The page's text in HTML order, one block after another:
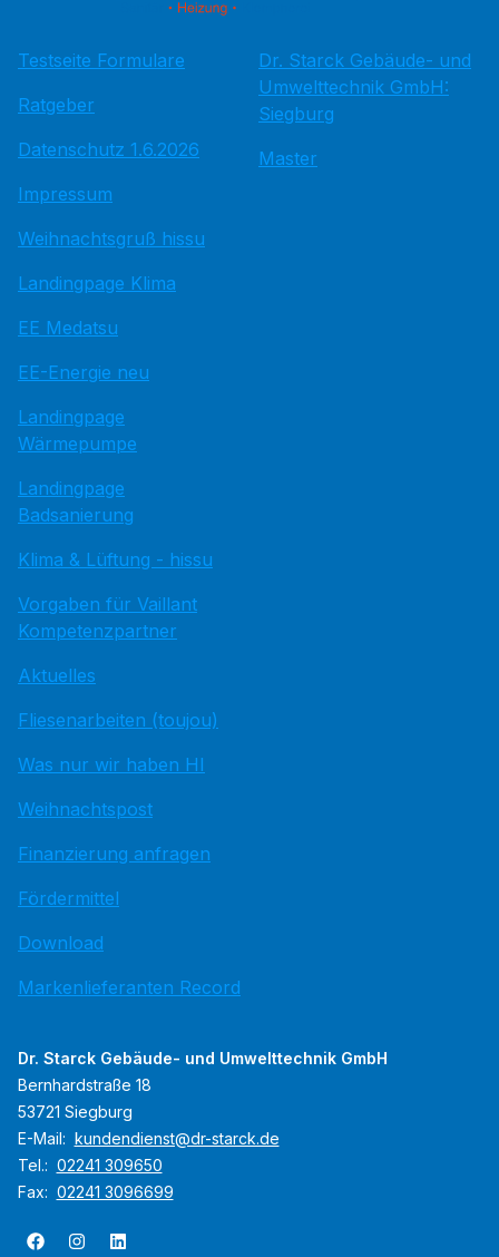
Testseite Formulare
Ratgeber
Datenschutz 1.6.2026
Impressum
Weihnachtsgruß hissu
Landingpage Klima
EE Medatsu
EE-Energie neu
Landingpage
Wärmepumpe
Landingpage
Badsanierung
Klima & Lüftung - hissu
Vorgaben für Vaillant
Kompetenzpartner
Aktuelles
Fliesenarbeiten (toujou)
Was nur wir haben HI
Weihnachtspost
Finanzierung anfragen
Fördermittel
Download
Markenlieferanten Record
Dr. Starck Gebäude- und
Umwelttechnik GmbH:
Siegburg
Master
Dr. Starck Gebäude- und Umwelttechnik GmbH
Bernhardstraße 18
53721 Siegburg
E-Mail: kundendienst@dr-starck.de
Tel.: 02241 309650
Fax: 02241 3096699